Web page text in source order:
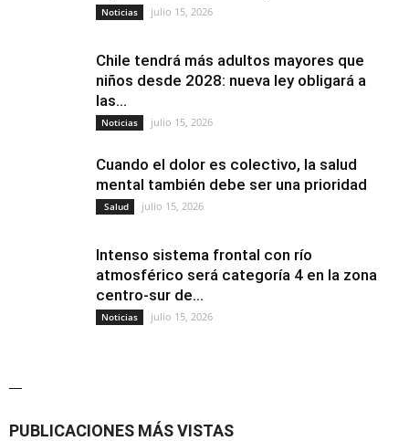
Noticias julio 15, 2026
Chile tendrá más adultos mayores que
niños desde 2028: nueva ley obligará a
las...
Noticias julio 15, 2026
Cuando el dolor es colectivo, la salud
mental también debe ser una prioridad
Salud julio 15, 2026
Intenso sistema frontal con río
atmosférico será categoría 4 en la zona
centro-sur de...
Noticias julio 15, 2026
—
PUBLICACIONES MÁS VISTAS